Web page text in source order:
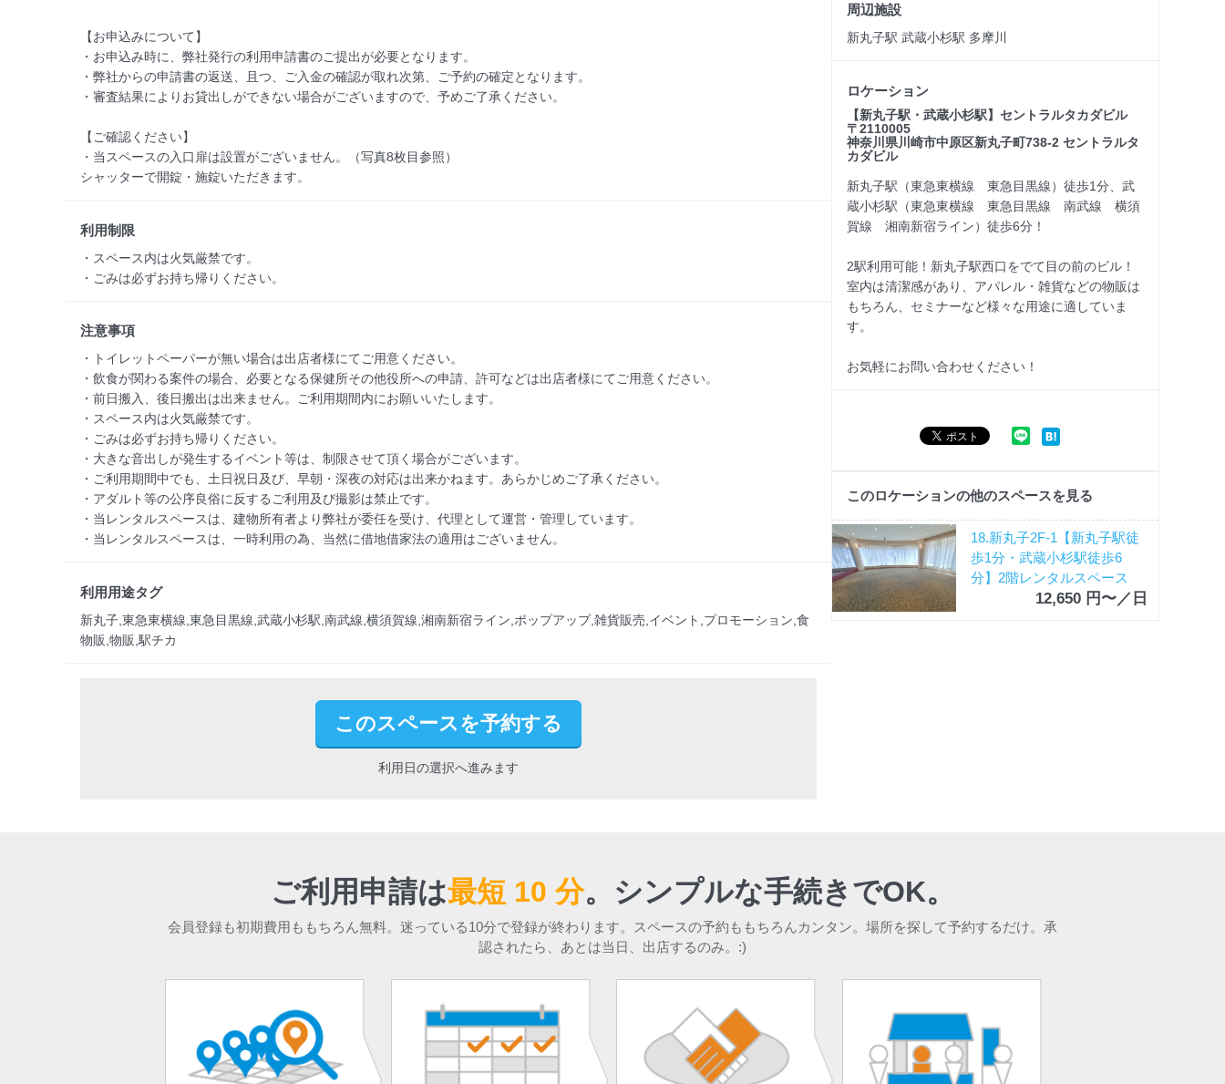
周辺施設
新丸子駅 武蔵小杉駅 多摩川
ロケーション
【新丸子駅・武蔵小杉駅】セントラルタカダビル
〒2110005
神奈川県川崎市中原区新丸子町738-2 セントラルタ
カダビル
新丸子駅（東急東横線 東急目黒線）徒歩1分、武
蔵小杉駅（東急東横線 東急目黒線 南武線 横須
賀線 湘南新宿ライン）徒歩6分！
2駅利用可能！新丸子駅西口をでて目の前のビル！
室内は清潔感があり、アパレル・雑貨などの物販は
もちろん、セミナーなど様々な用途に適していま
す。
お気軽にお問い合わせください！
このロケーションの他のスペースを見る
18.新丸子2F-1【新丸子駅徒
歩1分・武蔵小杉駅徒歩6
分】2階レンタルスペース
12,650 円〜／日
【お申込みについて】
・お申込み時に、弊社発行の利用申請書のご提出が必要となります。
・弊社からの申請書の返送、且つ、ご入金の確認が取れ次第、ご予約の確定となります。
・審査結果によりお貸出しができない場合がございますので、予めご了承ください。
【ご確認ください】
・当スペースの入口扉は設置がございません。（写真8枚目参照）
シャッターで開錠・施錠いただきます。
利用制限
・スペース内は火気厳禁です。
・ごみは必ずお持ち帰りください。
注意事項
・トイレットペーパーが無い場合は出店者様にてご用意ください。
・飲食が関わる案件の場合、必要となる保健所その他役所への申請、許可などは出店者様にてご用意ください。
・前日搬入、後日搬出は出来ません。ご利用期間内にお願いいたします。
・スペース内は火気厳禁です。
・ごみは必ずお持ち帰りください。
・大きな音出しが発生するイベント等は、制限させて頂く場合がございます。
・ご利用期間中でも、土日祝日及び、早朝・深夜の対応は出来かねます。あらかじめご了承ください。
・アダルト等の公序良俗に反するご利用及び撮影は禁止です。
・当レンタルスペースは、建物所有者より弊社が委任を受け、代理として運営・管理しています。
・当レンタルスペースは、一時利用の為、当然に借地借家法の適用はございません。
利用用途タグ
新丸子,東急東横線,東急目黒線,武蔵小杉駅,南武線,横須賀線,湘南新宿ライン,ポップアップ,雑貨販売,イベント,プロモーション,食
物販,物販,駅チカ
このスペースを予約する
利用日の選択へ進みます
ご利用申請は最短 10 分。 シンプルな手続きでOK。
会員登録も初期費用ももちろん無料。迷っている10分で登録が終わります。スペースの予約ももちろんカンタン。場所を探して予約するだけ。承
認されたら、あとは当日、出店するのみ。:)